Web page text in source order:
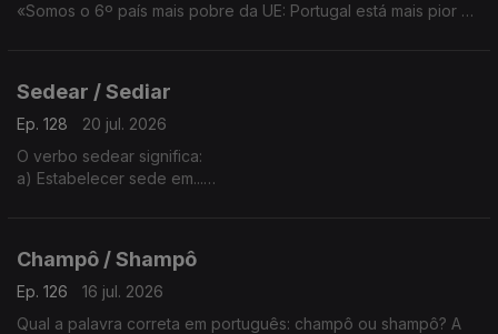
«Somos o 6º país mais pobre da UE: Portugal está mais pior e
Sedear / Sediar
Ep. 128
20 jul. 2026
O verbo sedear significa:
a) Estabelecer sede em...
Champô / Shampô
Ep. 126
16 jul. 2026
Qual a palavra correta em português: champô ou shampô? A